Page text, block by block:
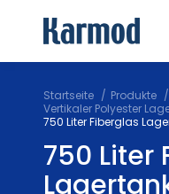
Startseite Produkte
Vertikaler Polyester
750 Liter Fiberglas
750 Liter